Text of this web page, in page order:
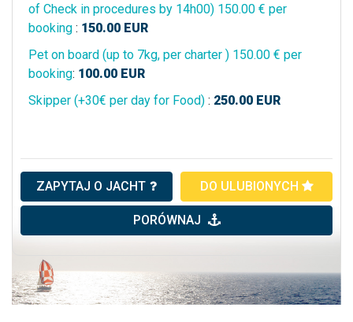
of Check in procedures by 14h00) 150.00 € per
booking : 150.00 EUR
Pet on board (up to 7kg, per charter ) 150.00 € per
booking: 100.00 EUR
Skipper (+30€ per day for Food) : 250.00 EUR
ZAPYTAJ O JACHT DO ULUBIONYCH
PORÓWNAJ